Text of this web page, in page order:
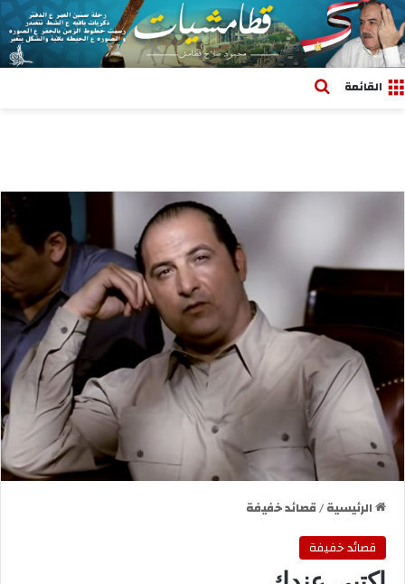
القائمة
الرئيسية/قصائد خفيفة
قصائد خفيفة